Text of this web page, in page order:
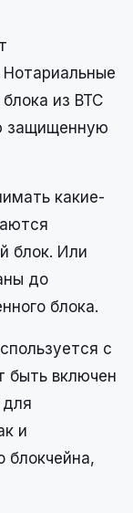
Нотариальные
из BTC
защищенную
какие-
блок. Или
до
блока.
с
быть включен
для
и
блокчейна,